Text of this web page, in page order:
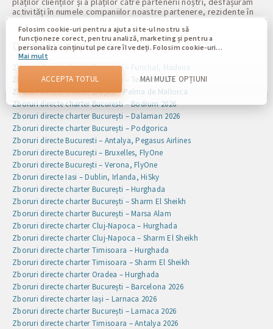
activități în numele companiilor noastre partenere, rezidente în
Destinații populare
Zboruri directe charter București – Funchal, Madeira
Zboruri directe charter București – Tenerife 2026
Zboruri directe charter Brașov – Palma de Mallorca
Zboruri directe charter Bucuresti – Bodrum 2026
Zboruri directe charter București – Dalaman 2026
Zboruri directe charter București – Podgorica
Zboruri directe Bucuresti – Antalya, Pegasus Airlines
Zboruri directe București – Bruxelles, FlyOne
Zboruri directe București – Verona, FlyOne
Zboruri directe Iasi – Dublin, Irlanda, HiSky
Zboruri directe charter București – Hurghada
Zboruri directe charter București – Sharm El Sheikh
Zboruri directe charter București – Marsa Alam
Zboruri directe charter Cluj-Napoca – Hurghada
Zboruri directe charter Cluj-Napoca – Sharm El Sheikh
Zboruri directe charter Timisoara – Hurghada
Zboruri directe charter Timisoara – Sharm El Sheikh
Zboruri directe charter Oradea – Hurghada
Zboruri directe charter București – Barcelona 2026
Zboruri directe charter Iași – Larnaca 2026
Zboruri directe charter București – Larnaca 2026
Zboruri directe charter Timisoara – Antalya 2026
Folosim cookie-uri pentru a ajuta site-ul nostru să
funcționeze corect, pentru analiză, marketing și pentru a
personaliza conținutul pe care îl vedeți. Folosim cookie-uri
pentru a vă deosebi de alți utilizatori ai site-ului nostru.
Înțelegerea modului în care utilizați site-ul nostru ne ajută
să vă oferim cea mai bună experiență posibilă și să facem
modificări pentru a îmbunătăți site-ul nostru în viitor. Prin
confirmare, sunteți de acord cu utilizarea tuturor acestor
cookie-uri. Vă puteți actualiza preferințele făcând clic pe
butonul de setări cookie sau în orice moment vizitând
politica noastră privind cookie-urile.
Mai mult
ACCEPTA TOTUL MAI MULTE OPȚIUNI